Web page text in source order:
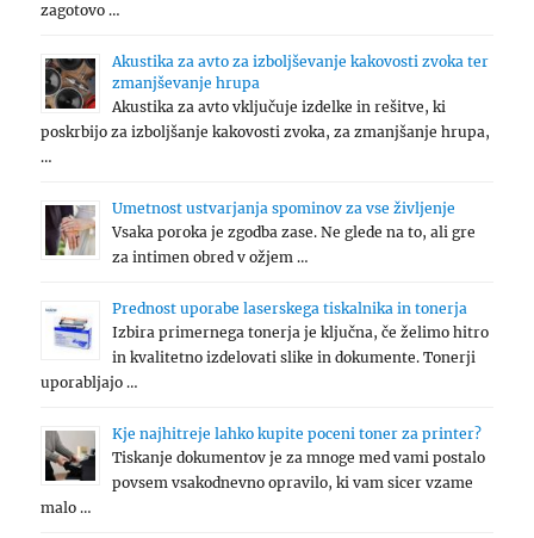
zagotovo …
Akustika za avto za izboljševanje kakovosti zvoka ter
zmanjševanje hrupa
Akustika za avto vključuje izdelke in rešitve, ki
poskrbijo za izboljšanje kakovosti zvoka, za zmanjšanje hrupa,
…
Umetnost ustvarjanja spominov za vse življenje
Vsaka poroka je zgodba zase. Ne glede na to, ali gre
za intimen obred v ožjem …
Prednost uporabe laserskega tiskalnika in tonerja
Izbira primernega tonerja je ključna, če želimo hitro
in kvalitetno izdelovati slike in dokumente. Tonerji
uporabljajo …
Kje najhitreje lahko kupite poceni toner za printer?
Tiskanje dokumentov je za mnoge med vami postalo
povsem vsakodnevno opravilo, ki vam sicer vzame
malo …